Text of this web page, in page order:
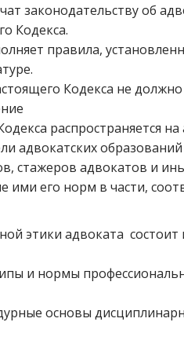
законодательству об
Кодекса.
правила,
Кодекса не
распространяется
адвокатских
стажеров адвокатов и
ими его норм в части,
этики адвоката
и нормы
основы